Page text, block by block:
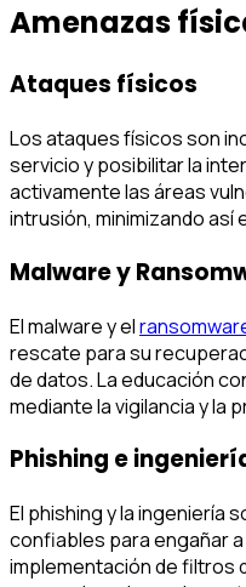
Amenazas
Ataques físicos
Los ataques físicos son
servicio y posibilitar la
activamente las áreas
intrusión, minimizando así
Malware y
El malware y el
rescate para su
de datos. La educación
mediante la vigilancia y la
Phishing e
El phishing y la ingeniería
confiables para engañar
implementación de filtros